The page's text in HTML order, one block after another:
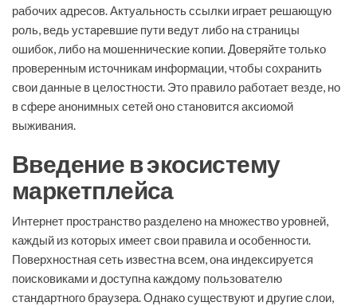
рабочих адресов. Актуальность ссылки играет решающую
роль, ведь устаревшие пути ведут либо на страницы
ошибок, либо на мошеннические копии. Доверяйте только
проверенным источникам информации, чтобы сохранить
свои данные в целостности. Это правило работает везде, но
в сфере анонимных сетей оно становится аксиомой
выживания.
Введение в экосистему
маркетплейса
Интернет пространство разделено на множество уровней,
каждый из которых имеет свои правила и особенности.
Поверхностная сеть известна всем, она индексируется
поисковиками и доступна каждому пользователю
стандартного браузера. Однако существуют и другие слои,